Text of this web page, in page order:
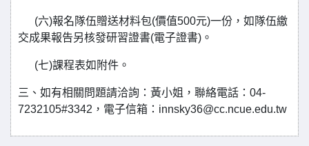
(六)報名隊伍贈送材料包(價值500元)一份，如隊伍繳
交成果報告另核發研習證書(電子證書)。
(七)課程表如附件。
三、如有相關問題請洽詢：黃小姐，聯絡電話：04-
7232105#3342，電子信箱：innsky36@cc.ncue.edu.tw